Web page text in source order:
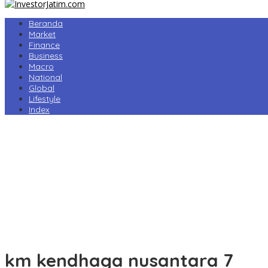
Beranda
Market
Finance
Business
Macro
National
Global
Lifestyle
Index
km kendhaga nusantara 7